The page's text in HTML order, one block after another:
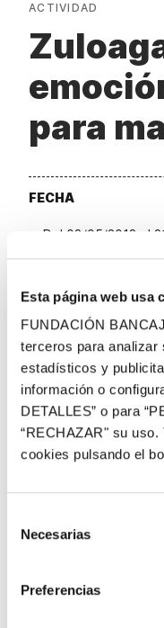
Esta página web usa
FUNDACIÓN
terceros para analizar
estadísticos y
información o
DETALLES” o para
“RECHAZAR" su uso.
cookies pulsando el
Necesarias
Preferencias
ACTIVIDAD
para
FECHA
Del 08/05/2018 al
CENTRO
Centro Fundación
Plaza de Tetuán,
Fundación Bancaja
vinculado a la
muestra, que se
propone un
a través de una
datadas entre 1888 -